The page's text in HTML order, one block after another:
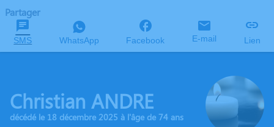
Partager
SMS WhatsApp Facebook E-mail Lien
Christian ANDRE
décédé le 18 décembre 2025 à l'âge de 74 ans